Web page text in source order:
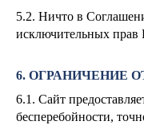
5.2. Ничто в
исключительных прав
6. ОГРАНИЧЕНИЕ
6.1. Сайт
бесперебойности,